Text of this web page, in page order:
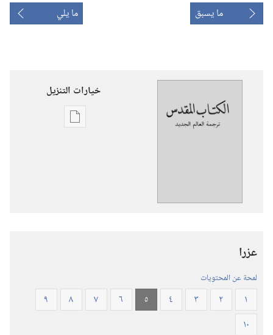
ما يسبق ما يلي
خيارات التنزيل
خيارات
٢٠١٩)‏
عزرا
لمحة عن المحتويات
١ ٢ ٣ ٤ ٥ ٦ ٧ ٨
٩
١٠